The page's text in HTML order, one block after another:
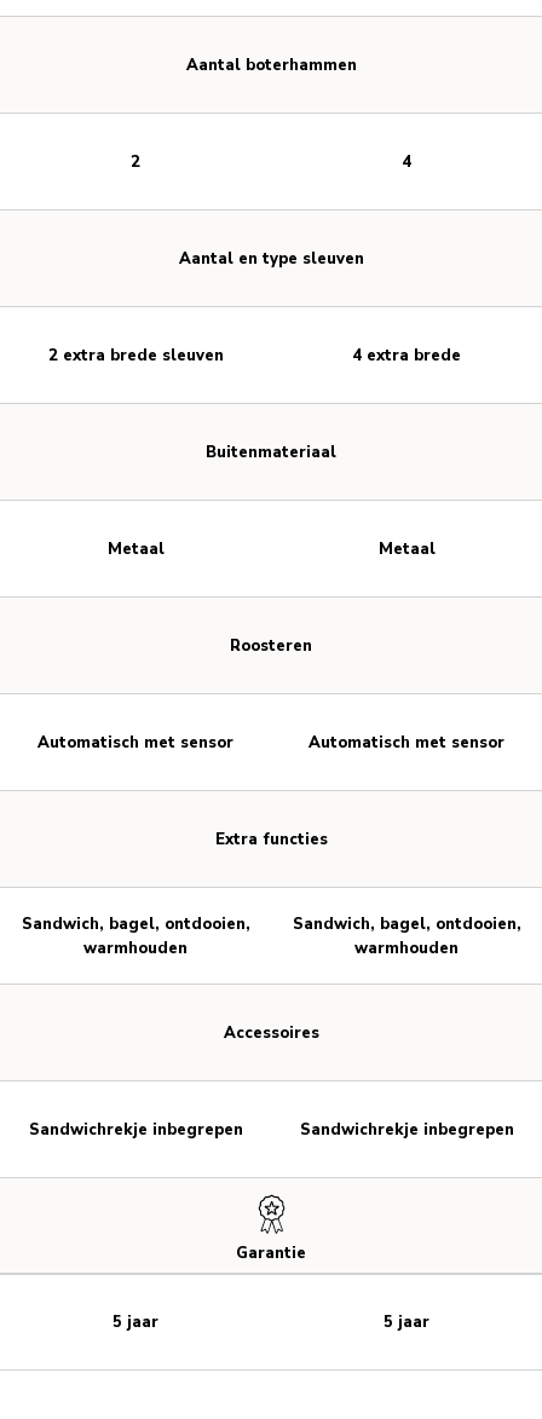
Aantal boterhammen
Aantal en type sleuven
Buitenmateriaal
Roosteren
Extra functies
Accessoires
Garantie
2
2 extra brede sleuven
Metaal
Automatisch met sensor
Sandwich, bagel, ontdooien,
warmhouden
Sandwichrekje inbegrepen
5 jaar
4
4 extra brede
Metaal
Automatisch met sensor
Sandwich, bagel, ontdooien,
warmhouden
Sandwichrekje inbegrepen
5 jaar